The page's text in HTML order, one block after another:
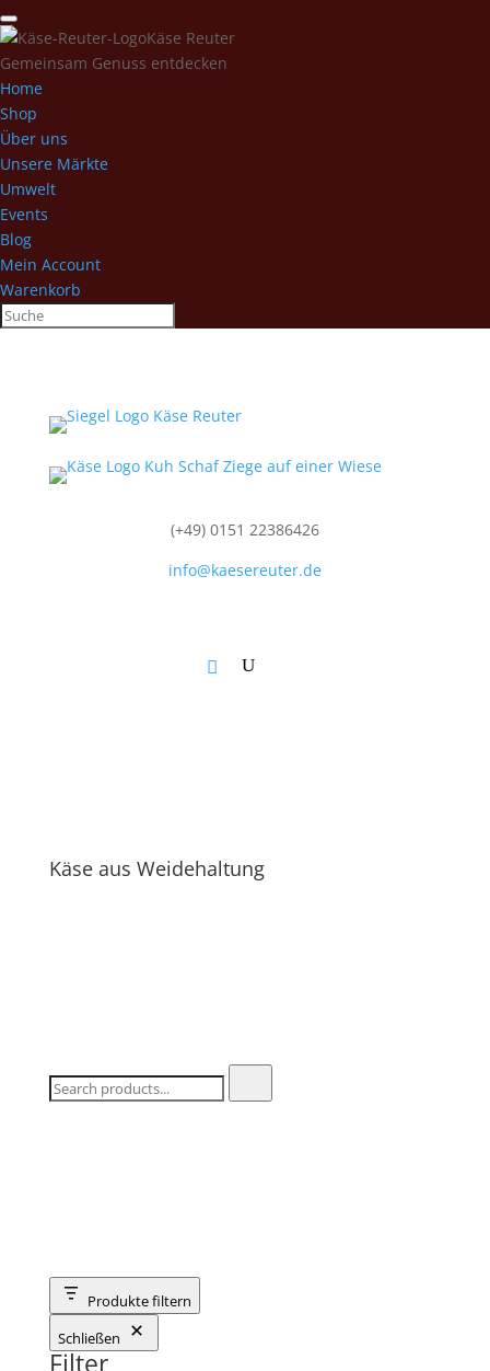
Käse Reuter
Gemeinsam Genuss entdecken
Home
Shop
Über uns
Unsere Märkte
Umwelt
Events
Blog
Mein Account
Warenkorb
(+49) 0151 22386426
info@kaesereuter.de
Käse aus Weidehaltung
Produkte filtern
Schließen
Filter